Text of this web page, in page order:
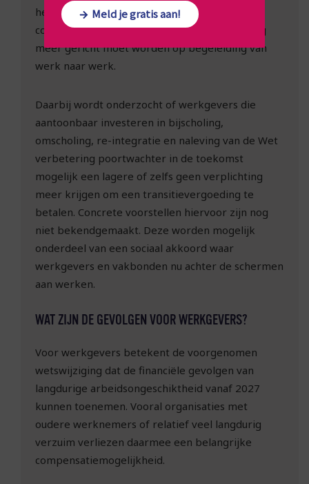
hervorming van de transitievergoeding. In het
coalitieakkoord is afgesproken dat de regeling
meer gericht moet worden op begeleiding van
werk naar werk.
Daarbij wordt onderzocht of werkgevers die
aantoonbaar investeren in bijscholing,
omscholing, re-integratie en naleving van de Wet
verbetering poortwachter in de toekomst
mogelijk een lagere of zelfs geen verplichting
meer krijgen om een transitievergoeding te
betalen. Concrete voorstellen hiervoor zijn nog
niet bekendgemaakt. Deze worden mogelijk
onderdeel van een sociaal akkoord waar
werkgevers en vakbonden nu achter de schermen
aan werken.
WAT ZIJN DE GEVOLGEN VOOR WERKGEVERS?
Voor werkgevers betekent de voorgenomen
wetswijziging dat de financiële gevolgen van
langdurige arbeidsongeschiktheid vanaf 2027
kunnen toenemen. Vooral organisaties met
oudere werknemers of relatief veel langdurig
verzuim verliezen daarmee een belangrijke
compensatiemogelijkheid.
Meld je gratis aan!